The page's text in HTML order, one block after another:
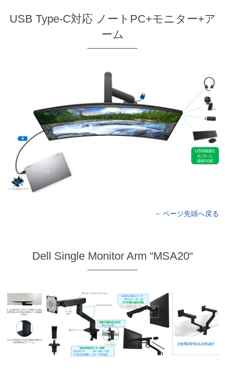
USB Type-C対応 ノートPC+モニター+ア
ーム
ページ先頭へ戻る
Dell Single Monitor Arm “MSA20“